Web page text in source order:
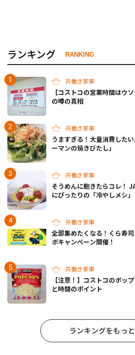
ランキング RANKING
共働き家事
【コストコの営業時間はウ
の噂の真相
共働き家事
うますぎる！大量消費した
ーマンの焼きびたし」
共働き家事
そうめんに飽きたらコレ！
にぴったりの「冷やしメシ
共働き家事
全部集めたくなる！くら寿
ボキャンペーン開催！
共働き家事
【注意！】コストコのポッ
と時間のポイント
ランキングをもっ